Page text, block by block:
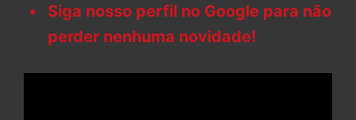
Siga nosso perfil no Google para não
perder nenhuma novidade!